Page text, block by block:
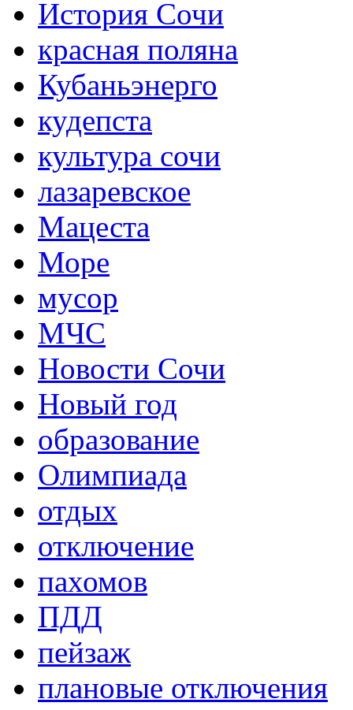
История Сочи
красная поляна
Кубаньэнерго
кудепста
культура сочи
лазаревское
Мацеста
Море
мусор
МЧС
Новости Сочи
Новый год
образование
Олимпиада
отдых
отключение
пахомов
ПДД
пейзаж
плановые отключения